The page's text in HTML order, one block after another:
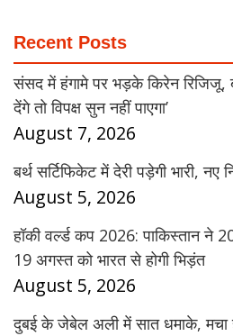
Recent Posts
संसद में हंगामे पर भड़के किरेन रिजिजू,
देंगे तो विपक्ष सुन नहीं पाएगा’
August 7, 2026
बर्थ सर्टिफिकेट में देरी पड़ेगी भारी, नए
August 5, 2026
हॉकी वर्ल्ड कप 2026: पाकिस्तान ने
19 अगस्त को भारत से होगी भिड़ंत
August 5, 2026
दुबई के जेबेल अली में सात धमाके,